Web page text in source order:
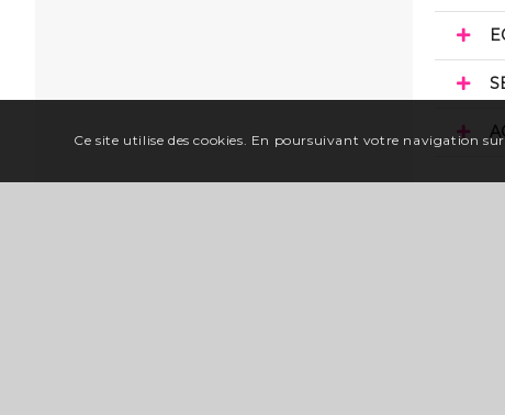
Ce site utilise des cookies. En poursuivant votre navigation